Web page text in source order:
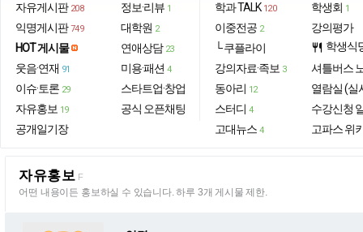
자유게시판 208
익명게시판 749
HOT 게시물
웃음·연재 91
이슈·토론 29
자유홍보 19
공개일기장
정보·리뷰 1
대학원 2
연애상담 23
미용·패션 4
스타트업·창업
공식 오픈채팅
학과 TALK 120
이중전공 2
└ 쿠플라이
강의자료·족보 3
동아리 12
스터디 4
고대뉴스 4
학생회 1
강의평가
restaurant 학생식
셔틀버스
열람실 (실
수강신청
고파스 위
자유홍보 F
어떤 내용이든 홍보하실 수 있습니다. 하루 3개 게시물 제한.